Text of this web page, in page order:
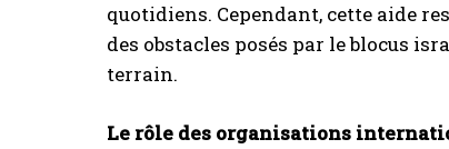
quotidiens. Cependant, cette aide
des obstacles posés par le blocus
terrain.
Le rôle des organisations